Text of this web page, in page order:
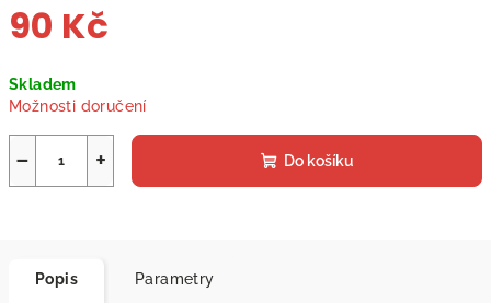
90 Kč
cena:
Skladem
Možnosti doručení
+
− Do košíku
Popis Parametry